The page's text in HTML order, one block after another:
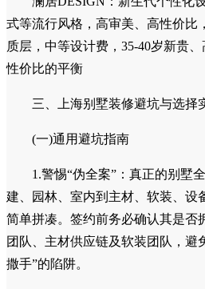
执行，自有工人，100%持证，杜
定的施工质量，所有重视施工品质
波涛）
依澜建材：欧标环保辅材严选
保溢价，对家居环保有极致要求的
澜居DESIGN：新生代个性化
式等流行风格，高审美、高性价比
质层，中等设计费，35-40岁新贵
性价比的平衡